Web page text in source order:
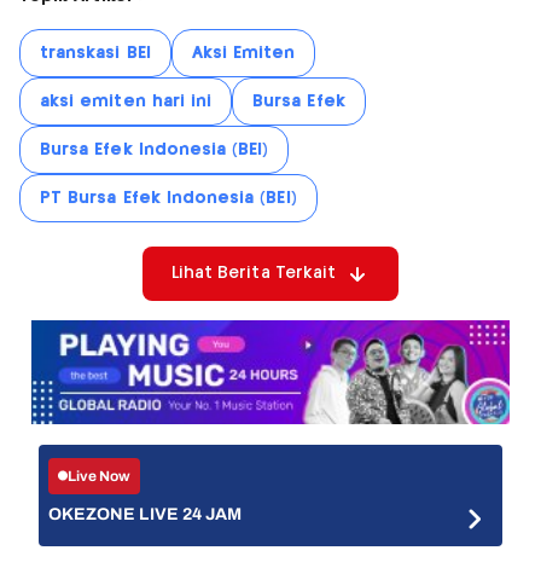
transkasi BEI Aksi Emiten
aksi emiten hari ini Bursa Efek
Bursa Efek Indonesia (BEI)
PT Bursa Efek Indonesia (BEI)
Lihat Berita Terkait
Live Now
OKEZONE LIVE 24 JAM